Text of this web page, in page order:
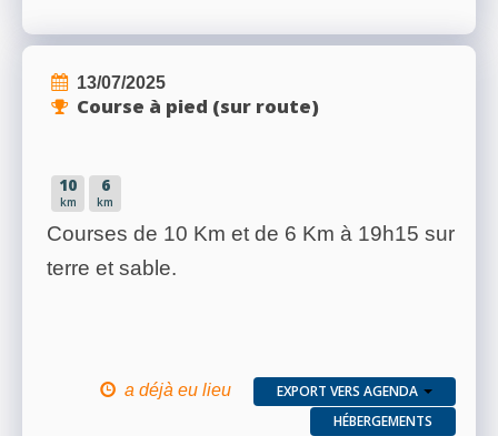
13/07/2025
Course à pied (sur route)
10
km
6
km
Courses de 10 Km et de 6 Km à 19h15 sur
terre et sable.
a déjà eu lieu
EXPORT VERS AGENDA
HÉBERGEMENTS